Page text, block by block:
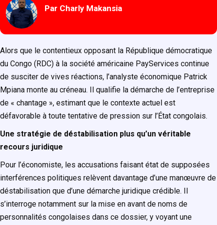
Par Charly Makansia
Alors que le contentieux opposant la République démocratique
du Congo (RDC) à la société américaine PayServices continue
de susciter de vives réactions, l’analyste économique Patrick
Mpiana monte au créneau. Il qualifie la démarche de l’entreprise
de « chantage », estimant que le contexte actuel est
défavorable à toute tentative de pression sur l’État congolais.
Une stratégie de déstabilisation plus qu’un véritable
recours juridique
Pour l’économiste, les accusations faisant état de supposées
interférences politiques relèvent davantage d’une manœuvre de
déstabilisation que d’une démarche juridique crédible. Il
s’interroge notamment sur la mise en avant de noms de
personnalités congolaises dans ce dossier, y voyant une